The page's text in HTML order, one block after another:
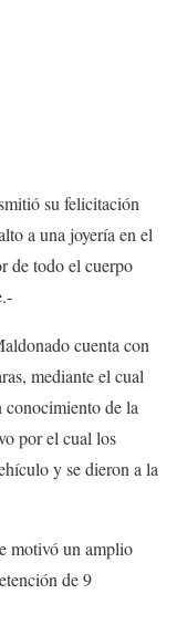
su felicitación
a una joyería en el
de todo el cuerpo
cuenta con
mediante el cual
conocimiento de la
por el cual los
y se dieron a la
motivó un amplio
de 9